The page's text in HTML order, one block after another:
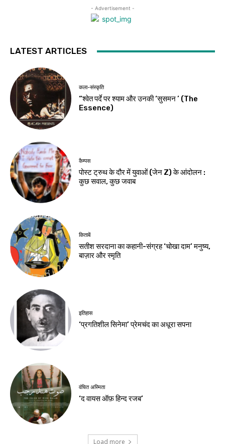
- Advertisement -
LATEST ARTICLES
कला-संस्कृति
“श्वेत पर्दे पर श्याम और उनकी ‘सुसमन ’ (The
Essence)
कैम्पस
पोस्ट ट्रुथ के दौर में युवाओं (जेन Z) के आंदोलन :
कुछ सवाल, कुछ जवाब
किताबें
सतीश सरदाना का कहानी-संग्रह ‘चोखा दाम’ मनुष्य,
बाज़ार और स्मृति
इतिहास
‘प्रगतिशील सिनेमा’ प्रेमचंद का अधूरा सपना
वंचित अस्मिता
‘द वायस ऑफ़ हिन्द रजब’
Load more